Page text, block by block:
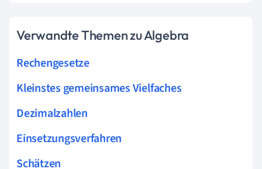
Verwandte Themen zu Algebra
Rechengesetze
Kleinstes gemeinsames Vielfaches
Dezimalzahlen
Einsetzungsverfahren
Schätzen